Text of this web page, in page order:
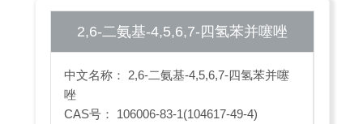
2,6-二氨基-4,5,6,7-四氢苯并噻唑
中文名称： 2,6-二氨基-4,5,6,7-四氢苯并噻
唑
CAS号： 106006-83-1(104617-49-4)